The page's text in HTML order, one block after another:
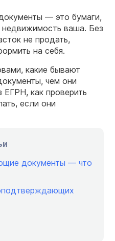
— это бумаги,
ваша. Без
не продать,
на себя.
какие бывают
чем они
ЕГРН, как проверить
если они
документы — что